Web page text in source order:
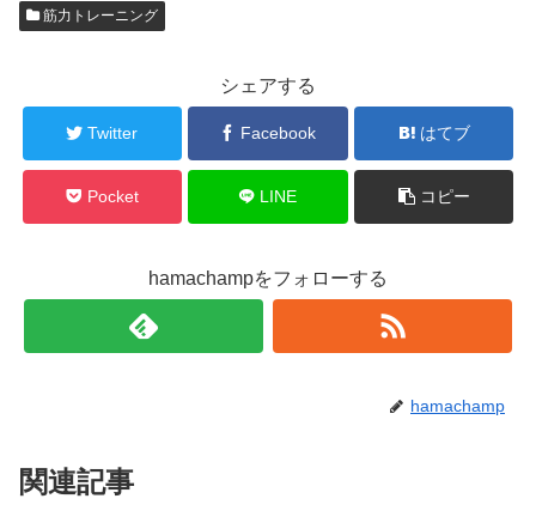
筋力トレーニング
シェアする
Twitter Facebook はてブ
Pocket LINE コピー
hamachampをフォローする
hamachamp
関連記事